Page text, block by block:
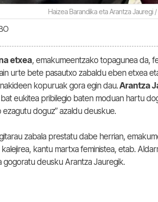
Haizea Barandika eta Arantza Jauregi /
etxea, emakumeentzako topagunea da,
urte bete pasautxo zabaldu eben etxea
kopuruak gora egin dau.Arantza
eukitea pribilegio baten moduan hartu
doguz” azaldu deuskue.
zabala prestatu dabe herrian,
kantu martxa feministea, etab.
gogoratu deusku Arantza Jauregik.